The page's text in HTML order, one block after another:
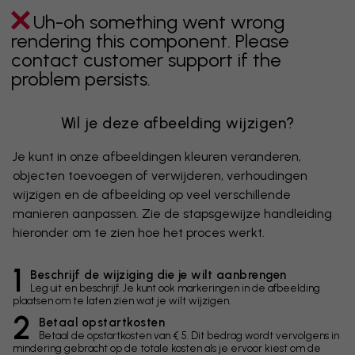
Uh-oh something went wrong
rendering this component. Please
contact customer support if the
problem persists.
Wil je deze afbeelding wijzigen?
Je kunt in onze afbeeldingen kleuren veranderen,
objecten toevoegen of verwijderen, verhoudingen
wijzigen en de afbeelding op veel verschillende
manieren aanpassen. Zie de stapsgewijze handleiding
hieronder om te zien hoe het proces werkt.
1 Beschrijf de wijziging die je wilt aanbrengen
Leg uit en beschrijf. Je kunt ook markeringen in de afbeelding
plaatsen om te laten zien wat je wilt wijzigen.
2 Betaal opstartkosten
Betaal de opstartkosten van € 5. Dit bedrag wordt vervolgens in
mindering gebracht op de totale kosten als je ervoor kiest om de